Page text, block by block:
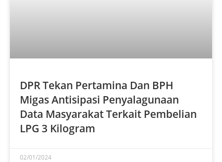
DPR Tekan Pertamina Dan BPH
Migas Antisipasi Penyalagunaan
Data Masyarakat Terkait Pembelian
LPG 3 Kilogram
02/01/2024